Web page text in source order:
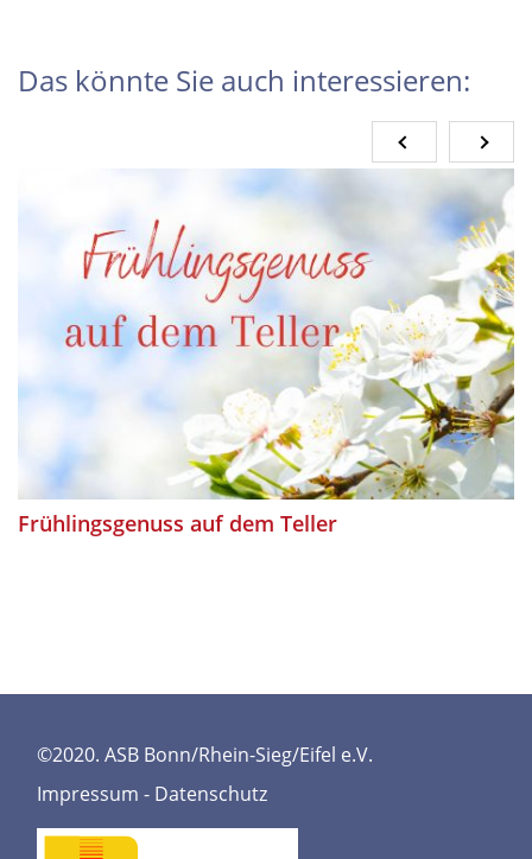
Das könnte Sie auch interessieren:
Frühlingsgenuss auf dem Teller
©2020. ASB Bonn/Rhein-Sieg/Eifel e.V.
Impressum - Datenschutz